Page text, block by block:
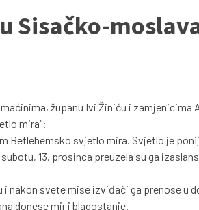
Sisačko-
županu Ivi Žiniću i zamjenicima
mira“:
Betlehemsko svjetlo mira. Svjetlo je
13. prosinca preuzela su ga
nakon svete mise izviđači ga prenose u
donese mir i blagostanje.